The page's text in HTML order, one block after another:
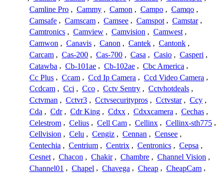
Camline Pro , Cammy , Camon , Campo , Camqo ,
Camsafe , Camscam , Camsee , Camspot , Camstar ,
Camtronics , Camview , Camvision , Camwest ,
Camwon , Canavis , Canon , Cantek , Cantonk ,
Carcam , Cas-200 , Cas-700 , Casa , Casio , Casperi ,
Catawba , Cb-101ae , Cb-102ae , Cbc America ,
Cc Plus , Ccam , Ccd Ip Camera , Ccd Video Camera ,
Ccdcam , Cci , Cco , Cctv Sentry , Cctvhotdeals ,
Cctvman , Cctvr3 , Cctvsecuritypros , Cctvstar , Ccy ,
Cda , Cdr , Cdr King , Cdxx , Cdxxcamera , Cechas ,
Celestrom , Celius , Cell Cam , Cellinx , Cellinx-sth775 ,
Cellvision , Celu , Cengiz , Cennan , Censee ,
Centechia , Centrium , Centrix , Centronics , Cepsa ,
Cesnet , Chacon , Chakir , Chambre , Channel Vision ,
Channel01 , Chapel , Chavega , Cheap , CheapCam ,